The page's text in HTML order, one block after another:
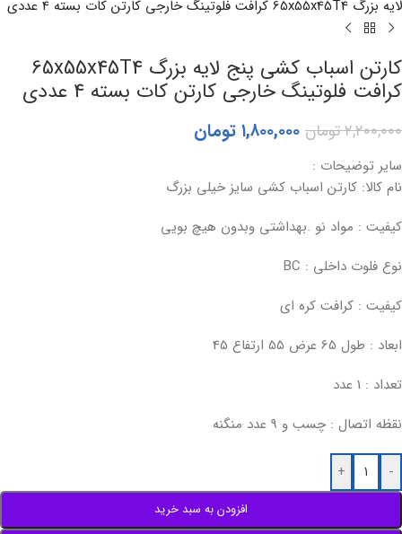
لایه بزرگ 65x55x45T4 کرافت فلوتینگ خارجی کارتن کات بسته 4 عددی
کارتن اسباب کشی پنج لایه بزرگ 65x55x45T4
کرافت فلوتینگ خارجی کارتن کات بسته 4 عددی
۲,۲۰۰,۰۰۰تومان ۱,۸۰۰,۰۰۰ تومان
سایر توضیحات :
نام کالا: کارتن اسباب کشی سایز خیلی بزرگ
کیفیت : مواد نو .بهداشتی وبدون هیچ بویی
نوع فلوت داخلی : BC
کیفیت : کرافت کره ای
ابعاد : طول 65 عرض 55 ارتفاع 45
تعداد : 1 عدد
نقظه اتصال : چسب و 9 عدد منگنه
-
+
افزودن به سبد خرید